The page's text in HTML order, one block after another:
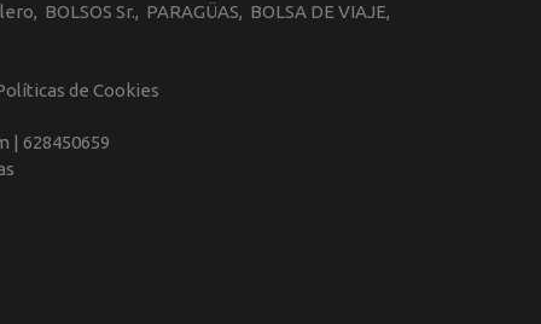
BOLSOS Sr. PARAGÜAS
BOLSA DE VIAJE
de Cookies
| 628450659